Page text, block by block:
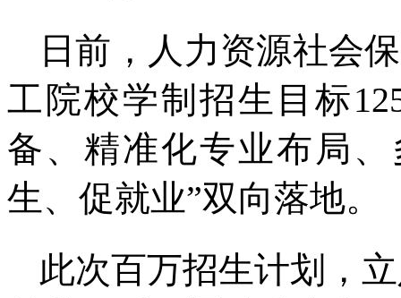
日前，人力资源社会
工院校学制招生目标
备、精准化专业布局
生、促就业”双向落地。
此次百万招生计划，